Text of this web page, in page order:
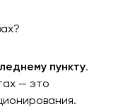
пункту.
— это